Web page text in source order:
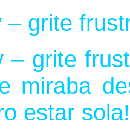
– grite
– grite
miraba
estar sola!